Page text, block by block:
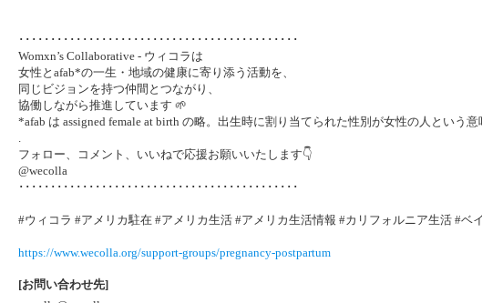
････････････････････････････････････････････
Womxn’s Collaborative - ウィコラは
女性とafab*の一生・地域の健康に寄り添う活動を、
同じビジョンを持つ仲間とつながり、
協働しながら推進しています 🌱
*afab は assigned female at birth の略。出生時に割り当てられた性別が女性の人という意
.
フォロー、コメント、いいねで応援お願いいたします👇
@wecolla
････････････････････････････････････････････
#ウィコラ #アメリカ駐在 #アメリカ生活 #アメリカ生活情報 #カリフォルニア生活 #ベ
https://www.wecolla.org/support-groups/pregnancy-postpartum
[お問い合わせ先]